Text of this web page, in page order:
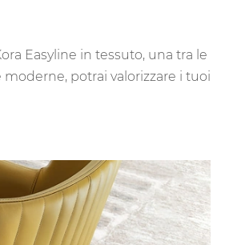
Easyline in tessuto, una tra le
potrai valorizzare i tuoi